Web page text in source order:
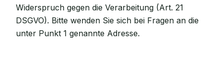
Widerspruch gegen die Verarbeitung (Art. 21
DSGVO). Bitte wenden Sie sich bei Fragen an die
unter Punkt 1 genannte Adresse.